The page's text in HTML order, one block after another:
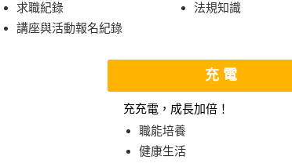
求職紀錄
講座與活動報名紀錄
法規知識
充電
充充電，成長加倍！
職能培養
健康生活